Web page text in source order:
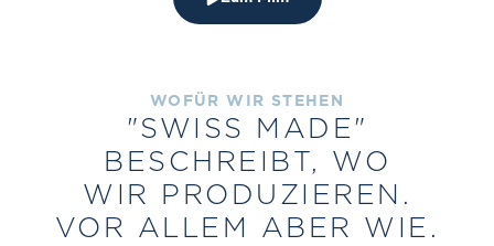
WOFÜR WIR STEHEN
"SWISS MADE"
BESCHREIBT, WO
WIR PRODUZIEREN.
VOR ALLEM ABER WIE.